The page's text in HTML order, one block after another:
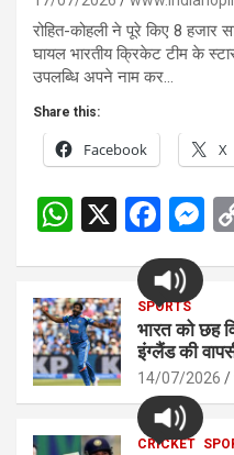
रोहित-कोहली ने पूरे किए 8 हजार
घायल भारतीय क्रिकेट टीम के
उपलब्धि अपने नाम कर…
Share this:
Facebook X
W
s
A
p
p
X
F
a
ce
b
o
o
k
n
g
er
SPORTS
भारत को छह
इंग्लैंड की
14/07/2026
CRICKET